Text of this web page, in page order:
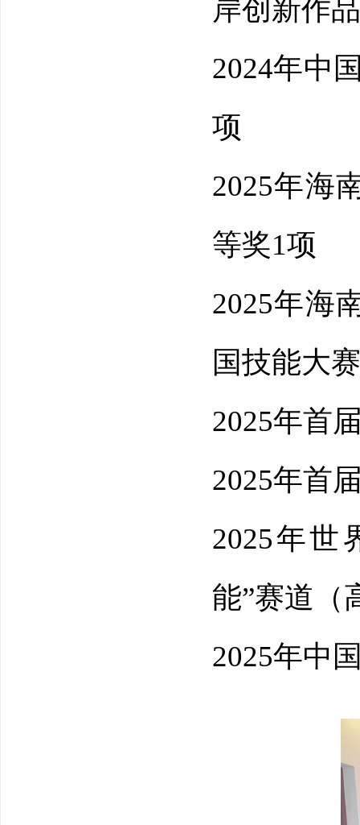
岸创新作
2024年中
项
2025年海
等奖1项
2025年海
国技能大
2025年首
2025年首
2025年世
能”赛道（
2025年中